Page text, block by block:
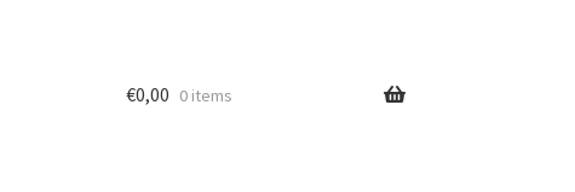
€0,00 0 items